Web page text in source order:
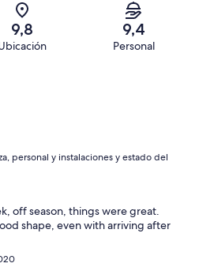
9,8 9,4
Personal
personal y instalaciones y estado del
off season, things were great.
shape, even with arriving after